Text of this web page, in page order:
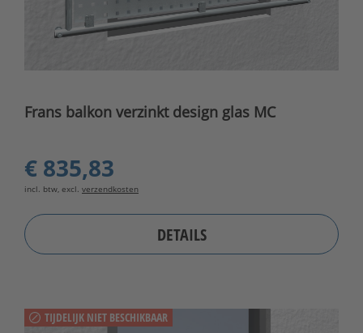
Frans balkon verzinkt design glas MC
€ 835,83
incl. btw, excl. verzendkosten
DETAILS
TIJDELIJK NIET BESCHIKBAAR